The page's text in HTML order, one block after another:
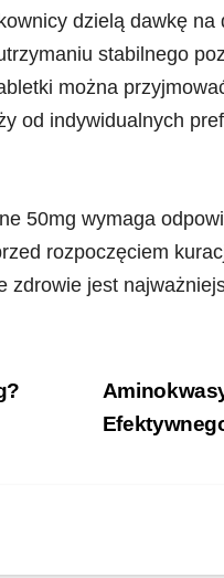
dzielą dawkę
stabilnego
można
od indywidualnych
50mg wymaga
rozpoczęciem
zdrowie jest